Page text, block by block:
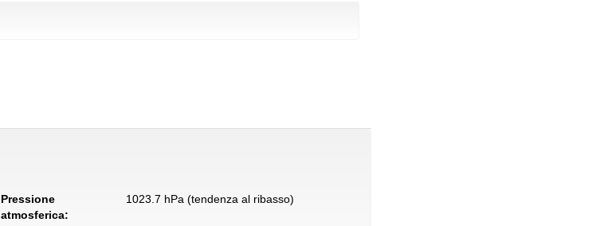
Pressione
atmosferica:
1023.7 hPa (tendenza al ribasso)